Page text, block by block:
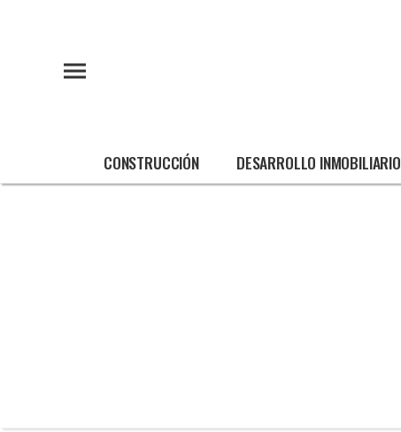
CONSTRUCCIÓN DESARROLLO INMOBILIARIO